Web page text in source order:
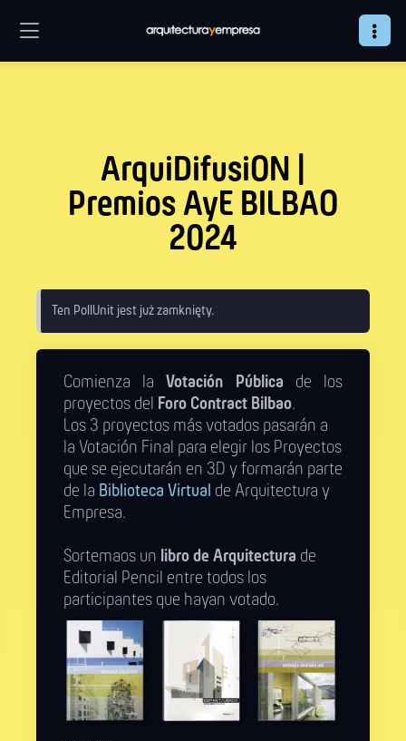
ArquiDifusiON |
Premios AyE BILBAO
2024
Ten PollUnit jest już zamknięty.
Comienza laVotación Pública de los
proyectos del Foro Contract Bilbao.
Los 3 proyectos más votados pasarán a
la Votación Final para elegir los Proyectos
que se ejecutarán en 3D y formarán parte
de la Biblioteca Virtual de Arquitectura y
Empresa.
Sortemaos un libro de Arquitectura de
Editorial Pencil entre todos los
participantes que hayan votado.